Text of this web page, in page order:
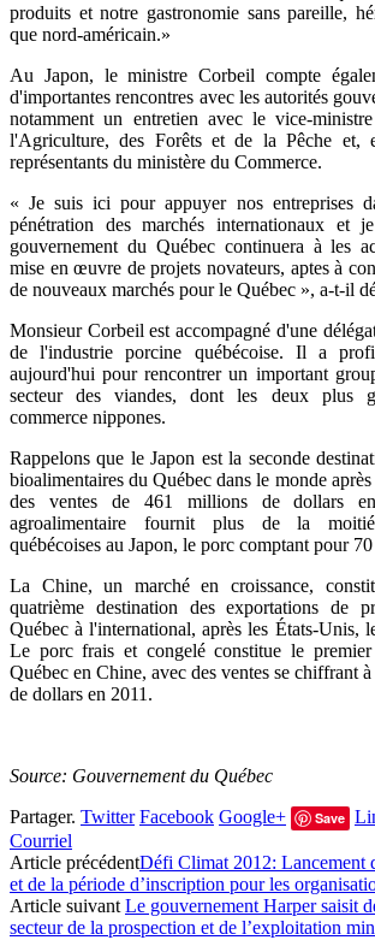
produits et notre gastronomie sans pareille,
que nord-américain.»
Au Japon, le ministre Corbeil compte
d'importantes rencontres avec les autorités
notamment un entretien avec le vice-
l'Agriculture, des Forêts et de la Pêche et,
représentants du ministère du Commerce.
« Je suis ici pour appuyer nos entreprises
pénétration des marchés internationaux et
gouvernement du Québec continuera à les
mise en œuvre de projets novateurs, aptes à
de nouveaux marchés pour le Québec », a-t-il
Monsieur Corbeil est accompagné d'une
de l'industrie porcine québécoise. Il a
aujourd'hui pour rencontrer un important
secteur des viandes, dont les deux plus
commerce nippones.
Rappelons que le Japon est la seconde
bioalimentaires du Québec dans le monde
des ventes de 461 millions de dollars
agroalimentaire fournit plus de la
québécoises au Japon, le porc comptant pour
La Chine, un marché en croissance,
quatrième destination des exportations de
Québec à l'international, après les États-Unis,
Le porc frais et congelé constitue le
Québec en Chine, avec des ventes se chiffrant
de dollars en 2011.
Source: Gouvernement du Québec
Partager. Twitter Facebook Google+ Save
Courriel
Article précédentDéfi Climat 2012: Lancement
et de la période d’inscription pour les
Article suivant Le gouvernement Harper saisit
secteur de la prospection et de l’exploitation